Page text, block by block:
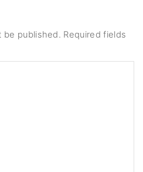
be published. Required fields